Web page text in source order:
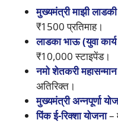
मुख्यमंत्री माझी
₹1500 प्रतिमाह।
लाडका भाऊ (युवा
₹10,000 स्टाइपेंड।
नमो शेतकरी महासन्मान
अतिरिक्त।
मुख्यमंत्री अन्नपूर्णा
पिंक ई-रिक्शा योजना–